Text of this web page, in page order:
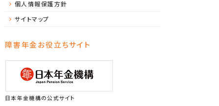
個人情報保護方針
サイトマップ
障害年金お役立ちサイト
日本年金機構の公式サイト